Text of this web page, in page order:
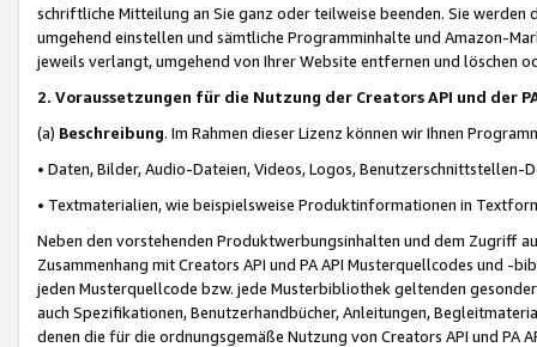
schriftliche Mitteilung an Sie ganz oder teilweise beenden. Sie werden
umgehend einstellen und sämtliche Programminhalte und Amazon-
jeweils verlangt, umgehend von Ihrer Website entfernen und löschen
2. Voraussetzungen für die Nutzung der Creators API und der
(a) Beschreibung. Im Rahmen dieser Lizenz können wir Ihnen
• Daten, Bilder, Audio-Dateien, Videos, Logos, Benutzerschnittstellen-
• Textmaterialien, wie beispielsweise Produktinformationen in
Neben den vorstehenden Produktwerbungsinhalten und dem Zugriff
Zusammenhang mit Creators API und PA API Musterquellcodes und
jeden Musterquellcode bzw. jede Musterbibliothek geltenden
auch Spezifikationen, Benutzerhandbücher, Anleitungen,
denen die für die ordnungsgemäße Nutzung von Creators API und PA